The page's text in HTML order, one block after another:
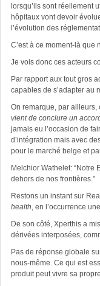
lorsqu’ils sont réellement
hôpitaux vont devoir
l’évolution des
C’est à ce moment-là
Je vois donc ces acteurs
Par rapport aux tout gros
capables de s’adapter au
On remarque, par
vient de conclure un
jamais eu l’occasion de
d’intégration mais avec
pour le marché belge et
Melchior Wathelet: “Notre
dehors de nos frontières.”
Restons un instant sur
health, en l’occurrence
De son côté, Xperthis a
dérivées interposées,
Pas de réponse globale
nous-même. Ce qui est
produit peut vivre sa